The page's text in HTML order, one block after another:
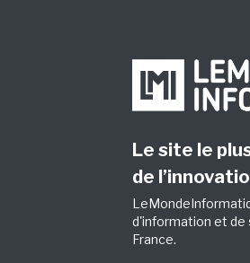
Le site le
de
d'information et de
France.